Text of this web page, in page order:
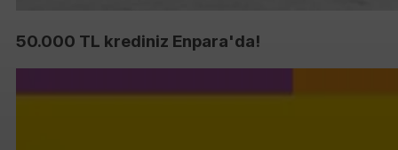
50.000 TL krediniz Enpara'da!